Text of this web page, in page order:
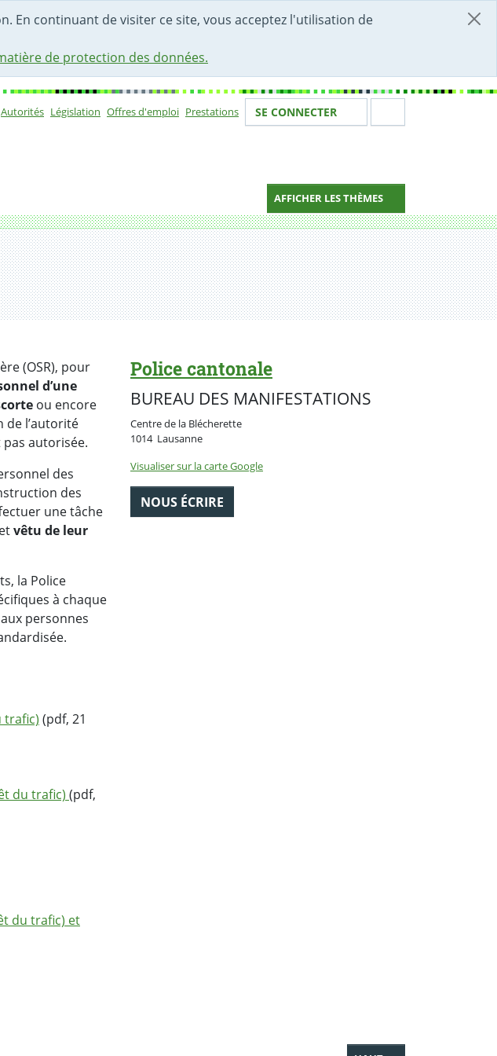
En continuant de visiter ce site, vous acceptez l'utilisation de
de protection des données.
Autorités Législation Offres d'emploi Prestations Votre identité
SE CONNECTER
AFFICHER LES THÈMES
(OSR), pour
d’une
ou encore
de l’autorité
autorisée.
des
des
une tâche
vêtu de leur
la Police
à chaque
personnes
trafic) (pdf, 21
du trafic) (pdf,
du trafic) et
Police cantonale
BUREAU DES MANIFESTATIONS
Centre de la Blécherette
1014 LausanneSuisse
Visualiser sur la carte Google
NOUS ÉCRIRE